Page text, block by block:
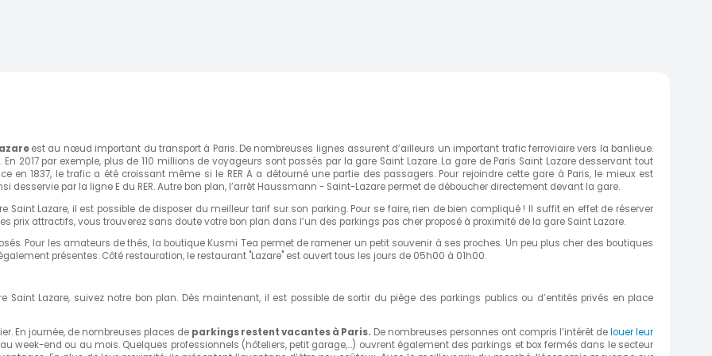
RENTER (SMALL)
de Naples
24/24
DISPONIBLE
€200.00 (1)
€210.00(1)
est au nœud important du transport à Paris. De nombreuses lignes assurent d’ailleurs un important trafic ferroviaire vers la banlieue.
2017 par exemple, plus de 110 millions de voyageurs sont passés par la gare Saint Lazare. La gare de Paris Saint Lazare desservant tout
en 1837, le trafic a été croissant même si le RER A a détourné une partie des passagers. Pour rejoindre cette gare à Paris, le mieux est
desservie par la ligne E du RER. Autre bon plan, l’arrêt Haussmann - Saint-Lazare permet de déboucher directement devant la gare.
Lazare, il est possible de disposer du meilleur tarif sur son parking. Pour se faire, rien de bien compliqué ! Il suffit en effet de réserver
prix attractifs, vous trouverez sans doute votre bon plan dans l’un des parkings pas cher proposé à proximité de la gare Saint Lazare.
Pour les amateurs de thés, la boutique Kusmi Tea permet de ramener un petit souvenir à ses proches. Un peu plus cher des boutiques
présentes. Côté restauration, le restaurant "Lazare" est ouvert tous les jours de 05h00 à 01h00.
Lazare, suivez notre bon plan. Dès maintenant, il est possible de sortir du piège des parkings publics ou d’entités privés en place
En journée, de nombreuses places de parkings restent vacantes à Paris. De nombreuses personnes ont compris l’intérêt delouer leur
week-end ou au mois. Quelques professionnels (hôteliers, petit garage,…) ouvrent également des parkings et box fermés dans le secteur